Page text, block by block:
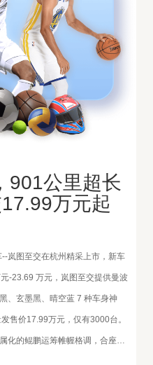
901公里超长
万元起
岚图至交在杭州精采上市，新车
-23.69 万元，岚图至交提供曼波
、玄墨黑、晴空蓝 7 种车身神
售价17.99万元，仅有3000台。
化的鲲鹏运筹帷幄格调，合座线